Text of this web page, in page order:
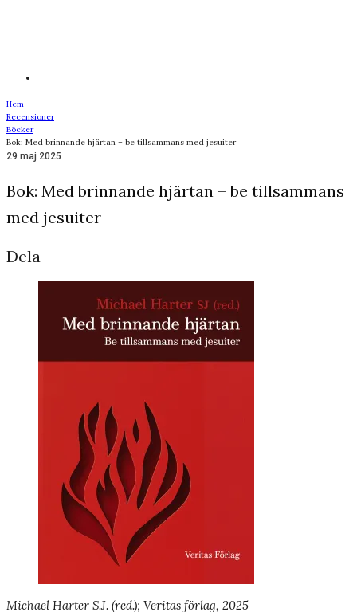
Hem
Recensioner
Böcker
Bok: Med brinnande hjärtan – be tillsammans med jesuiter
29 maj 2025
Bok: Med brinnande hjärtan – be tillsammans
med jesuiter
Dela
Michael Harter S.J. (red.); Veritas förlag, 2025